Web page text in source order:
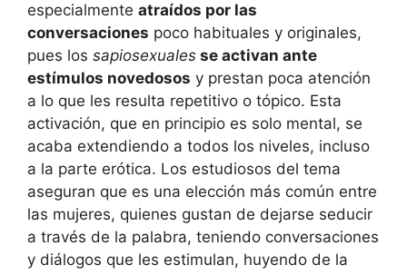
especialmente atraídos por las
conversaciones poco habituales y originales,
pues los sapiosexuales se activan ante
estímulos novedosos y prestan poca atención
a lo que les resulta repetitivo o tópico. Esta
activación, que en principio es solo mental, se
acaba extendiendo a todos los niveles, incluso
a la parte erótica. Los estudiosos del tema
aseguran que es una elección más común entre
las mujeres, quienes gustan de dejarse seducir
a través de la palabra, teniendo conversaciones
y diálogos que les estimulan, huyendo de la